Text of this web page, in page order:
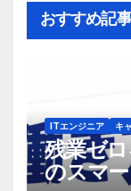
おすすめ記事
ITエンジニア キ
残業ゼ
のスマ